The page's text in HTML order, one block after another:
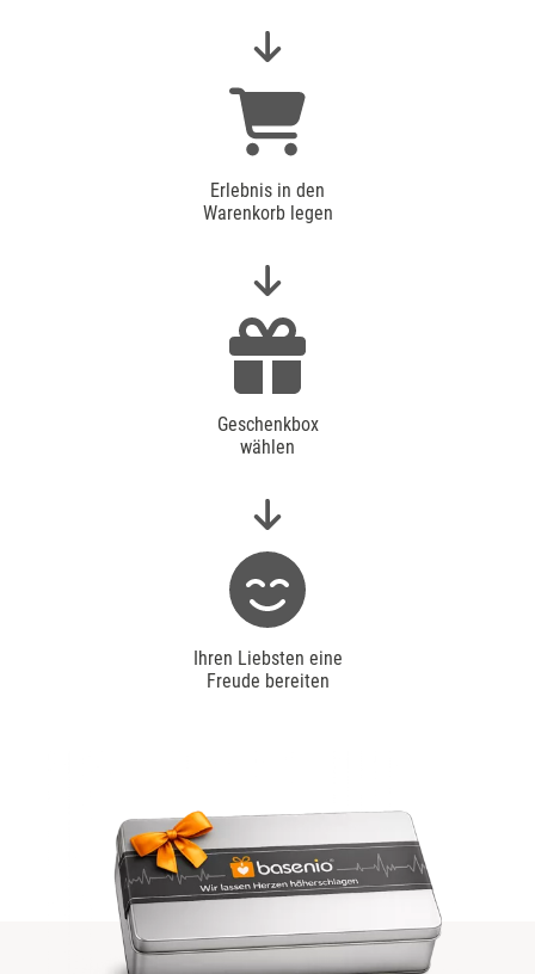
Erlebnis in den
Warenkorb legen
Geschenkbox
wählen
Ihren Liebsten eine
Freude bereiten